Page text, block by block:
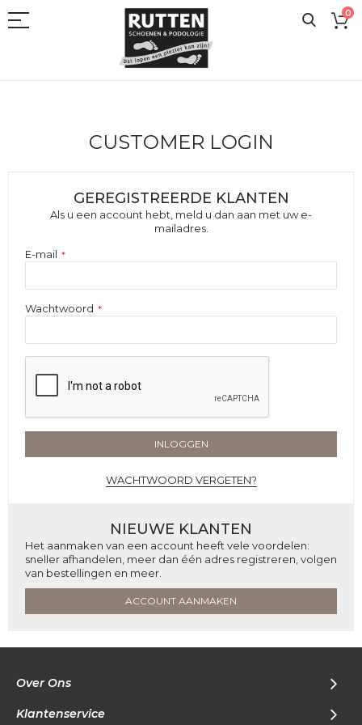
naar
0
CUSTOMER LOGIN
GEREGISTREERDE KLANTEN
Als u een account hebt, meld u dan aan met uw e-
mailadres.
E-mail
Wachtwoord
INLOGGEN
WACHTWOORD VERGETEN?
NIEUWE KLANTEN
Het aanmaken van een account heeft vele voordelen:
sneller afhandelen, meer dan één adres registreren, volgen
van bestellingen en meer.
ACCOUNT AANMAKEN
Over Ons
Klantenservice